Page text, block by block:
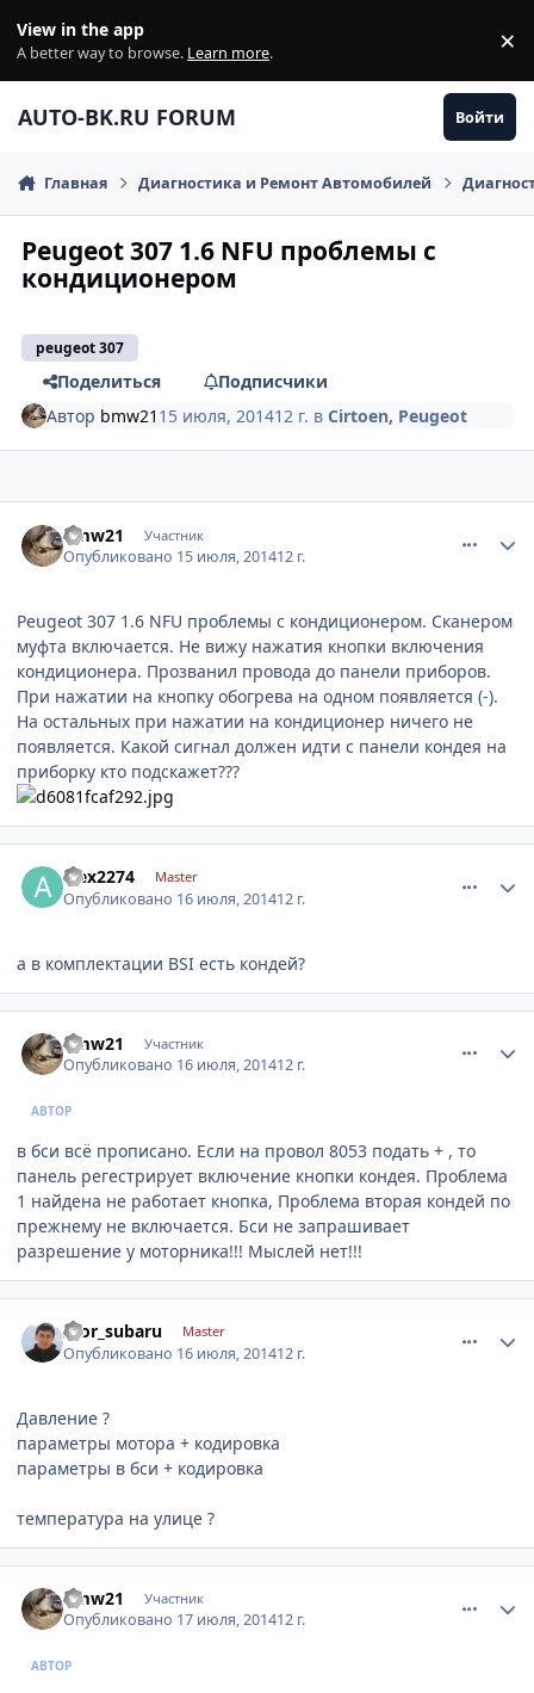
View in the app
A better way to browse. Learn more. ×
AUTO-BK.RU FORUM Войти
Главная Диагностика и Ремонт Автомобилей
Peugeot 307 1.6 NFU проблемы с
кондиционером
peugeot 307
Поделиться
Подписчики
Автор bmw21 15 июля, 201412 г. вCirtoen, Peugeot
bmw21 Участник
Опубликовано 15 июля, 201412 г.
Peugeot 307 1.6 NFU проблемы с кондиционером. Сканером
муфта включается. Не вижу нажатия кнопки включения
кондиционера. Прозванил провода до панели приборов.
При нажатии на кнопку обогрева на одном появляется (-).
На остальных при нажатии на кондиционер ничего не
появляется. Какой сигнал должен идти с панели кондея на
приборку кто подскажет???
alex2274 Master
Опубликовано 16 июля, 201412 г.
а в комплектации BSI есть кондей?
bmw21 Участник
Опубликовано 16 июля, 201412 г.
АВТОР
в бси всё прописано. Если на провол 8053 подать + , то
панель регестрирует включение кнопки кондея. Проблема
1 найдена не работает кнопка, Проблема вторая кондей по
прежнему не включается. Бси не запрашивает
разрешение у моторника!!! Мыслей нет!!!
Igor_subaru Master
Опубликовано 16 июля, 201412 г.
Давление ?
параметры мотора + кодировка
параметры в бси + кодировка
температура на улице ?
bmw21 Участник
Опубликовано 17 июля, 201412 г.
АВТОР